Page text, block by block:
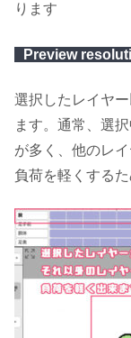
ります
Preview
選択したレイヤ
ます。通常、選
が多く、他のレ
負荷を軽くする